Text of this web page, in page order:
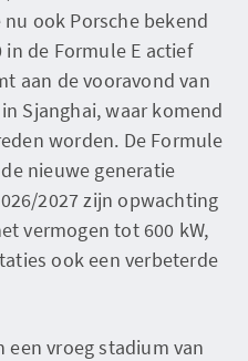
ook Porsche bekend
de Formule E actief
aan de vooravond van
Sjanghai, waar komend
worden. De Formule
nieuwe generatie
2027 zijn opwachting
vermogen tot 600 kW,
ook een verbeterde
een vroeg stadium van